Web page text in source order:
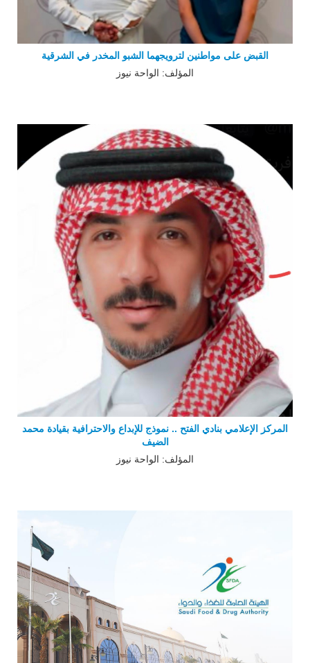
القبض على مواطنين لترويجهما الشبو المخدر في الشرقية
المؤلف: الواحة نيوز
المركز الإعلامي بنادي الفتح .. نموذج للإبداع والاحترافية بقيادة محمد
الضيف
المؤلف: الواحة نيوز